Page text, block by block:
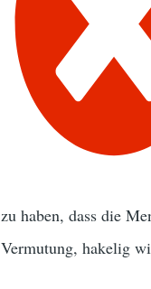
zu haben, dass die
Vermutung, hakelig